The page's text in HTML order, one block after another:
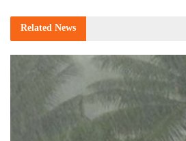
Related News